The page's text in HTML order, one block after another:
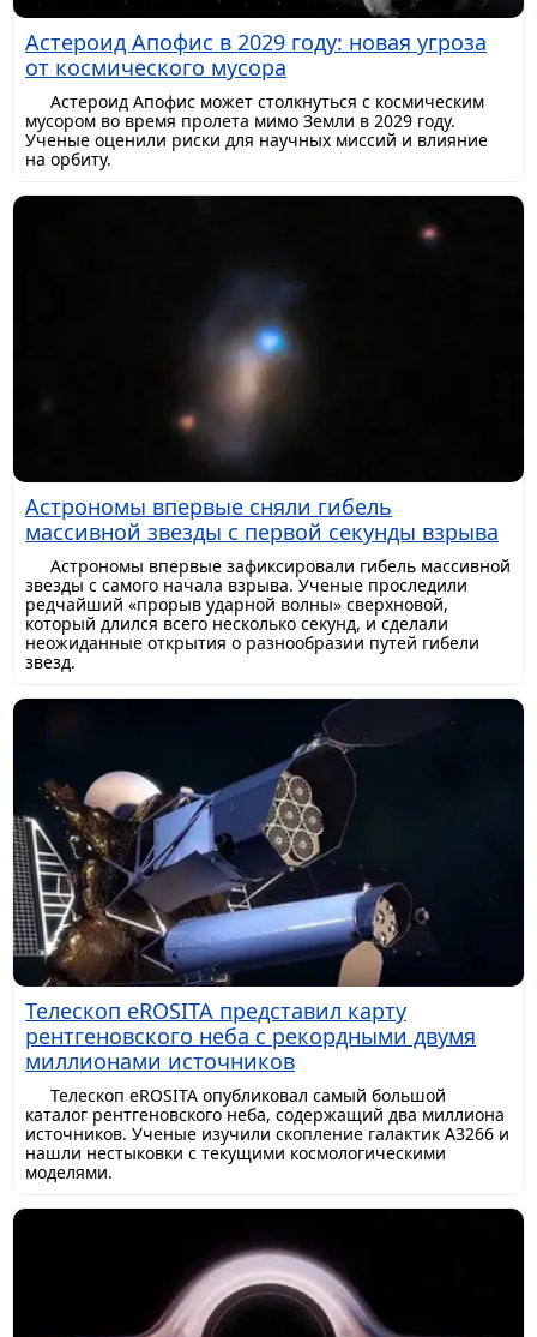
Астероид Апофис в 2029 году: новая угроза
от космического мусора
Астероид Апофис может столкнуться с космическим
мусором во время пролета мимо Земли в 2029 году.
Ученые оценили риски для научных миссий и влияние
на орбиту.
Астрономы впервые сняли гибель
массивной звезды с первой секунды взрыва
Астрономы впервые зафиксировали гибель массивной
звезды с самого начала взрыва. Ученые проследили
редчайший «прорыв ударной волны» сверхновой,
который длился всего несколько секунд, и сделали
неожиданные открытия о разнообразии путей гибели
звезд.
Телескоп eROSITA представил карту
рентгеновского неба с рекордными двумя
миллионами источников
Телескоп eROSITA опубликовал самый большой
каталог рентгеновского неба, содержащий два миллиона
источников. Ученые изучили скопление галактик A3266 и
нашли нестыковки с текущими космологическими
моделями.